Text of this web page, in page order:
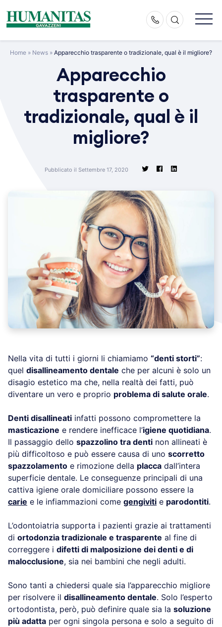
content
Home » News » Apparecchio trasparente o tradizionale, qual è il migliore?
Apparecchio
trasparente o
tradizionale, qual è il
migliore?
Pubblicato il Settembre 17, 2020
Nella vita di tutti i giorni li chiamiamo “denti storti”:
quel disallineamento dentale che per alcuni è solo un
disagio estetico ma che, nella realtà dei fatti, può
diventare un vero e proprio problema di salute orale.
Denti disallineati infatti possono compromettere la
masticazione e rendere inefficace l’igiene quotidiana.
Il passaggio dello spazzolino tra denti non allineati è
più difficoltoso e può essere causa di uno scorretto
spazzolamento e rimozione della placca dall’intera
superficie dentale. Le conseguenze principali di una
cattiva igiene orale domiciliare possono essere la
carie e le infiammazioni come gengiviti e parodontiti.
L’odontoiatria supporta i pazienti grazie ai trattamenti
di ortodonzia tradizionale e trasparente al fine di
correggere i difetti di malposizione dei denti e di
malocclusione, sia nei bambini che negli adulti.
Sono tanti a chiedersi quale sia l’apparecchio migliore
per risolvere il disallineamento dentale. Solo l’esperto
ortodontista, però, può definire quale sia la soluzione
più adatta per ogni singola persona e solo a seguito di